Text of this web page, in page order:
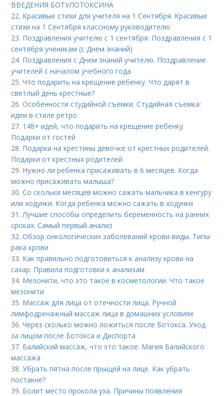
ВВЕДЕНИЯ БОТУЛОТОКСИНА
22. Красивые стихи для учителя на 1 Сентября. Красивые
стихи на 1 Сентября классному руководителю
23. Поздравления учителю с 1 сентября. Поздравления с 1
сентября ученикам (с Днем знаний)
24. Поздравления с Днем знаний учителю. Поздравление
учителей с началом учебного года
25.Что подарить на крещение ребенку. Что дарят в
светлый день крестные?
26.Особенности студийной съемки. Студийная съемка:
идеи в стиле ретро
27. 148+ идей, что подарить на крещение ребенку.
Подарки от гостей
28. Подарки на крестины девочке от крестных родителей.
Подарки от крестных родителей
29. Нужно ли ребенка присаживать в 6 месяцев. Когда
можно присаживать малыша?
30.Со скольки месяцев можно сажать мальчика в кенгуру
или ходунки. Когда ребенка можно сажать в ходунки
31.Лучшие способы определить беременность на ранних
сроках. Самый первый анализ
32.Обзор онкологических заболеваний крови-виды. Типы
рака крови
33. Как правильно подготовиться к анализу крови на
сахар. Правила подготовки к анализам
34. Мезонити, что это такое в косметологии. Что такое
мезонити
35. Массаж для лица от отечности лица. Ручной
лимфодренажный массаж лица в домашних условиях
36.Через сколько можно ложиться после Ботокса. Уход
за лицом после Ботокса и Диспорта
37. Балийский массаж, что это такое. Магия Балийского
массажа
38.Убрать пятна после прыщей на лице. Как убрать
постакне?
39. Болит место прокола уха. Причины появления